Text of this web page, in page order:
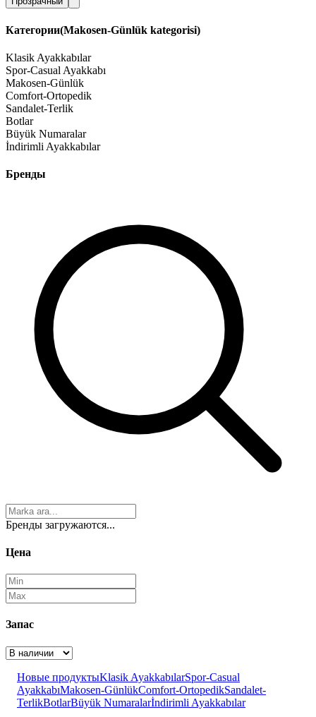
Категории(Makosen-Günlük kategorisi)
Klasik Ayakkabılar
Spor-Casual Ayakkabı
Makosen-Günlük
Comfort-Ortopedik
Sandalet-Terlik
Botlar
Büyük Numaralar
İndirimli Ayakkabılar
Бренды
Бренды загружаются...
Цена
Запас
Новые продуктыKlasik AyakkabılarSpor-Casual
AyakkabıMakosen-GünlükComfort-OrtopedikSandalet-
TerlikBotlarBüyük Numaralarİndirimli Ayakkabılar